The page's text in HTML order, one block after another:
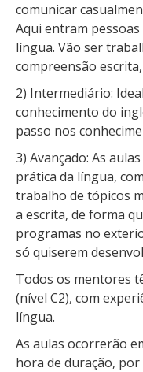
comunicar
Aqui entram
língua. Vão ser
compreensão
2) Intermediário:
conhecimento do
passo nos
3) Avançado: As
prática da língua,
trabalho de tópicos
a escrita, de forma
programas no
só quiserem
Todos os mentores
(nível C2), com
língua.
As aulas ocorrerão
hora de duração, por